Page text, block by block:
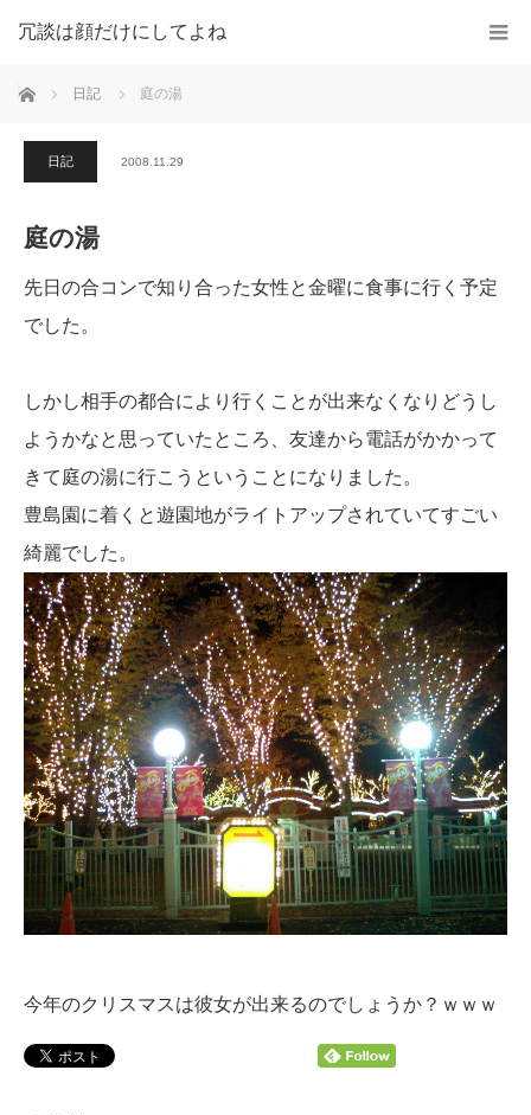
冗談は顔だけにしてよね
ホーム 日記 庭の湯
日記 2008.11.29
庭の湯
先日の合コンで知り合った女性と金曜に食事に行く予定
でした。
しかし相手の都合により行くことが出来なくなりどうし
ようかなと思っていたところ、友達から電話がかかって
きて庭の湯に行こうということになりました。
豊島園に着くと遊園地がライトアップされていてすごい
綺麗でした。
今年のクリスマスは彼女が出来るのでしょうか？ｗｗｗ